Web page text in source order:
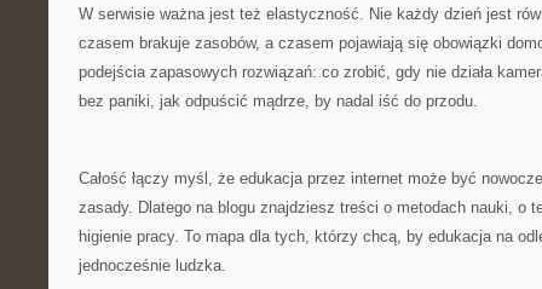
W serwisie ważna jest też elastyczność. Nie każdy dzień jest
czasem brakuje zasobów, a czasem pojawiają się obowiązki
podejścia zapasowych rozwiązań: co zrobić, gdy nie działa
bez paniki, jak odpuścić mądrze, by nadal iść do przodu.
Całość łączy myśl, że edukacja przez internet może być
zasady. Dlatego na blogu znajdziesz treści o metodach nauki, o
higienie pracy. To mapa dla tych, którzy chcą, by edukacja na
jednocześnie ludzka.